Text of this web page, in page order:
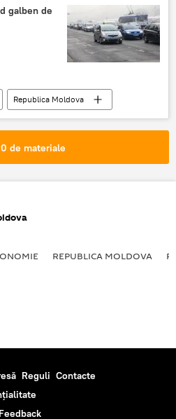
galben de
Republica Moldova
ceaţă
de materiale
REPUBLICA MOLDOVA
Reguli Contacte
Feedback